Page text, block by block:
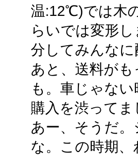
温:12℃)では木
らいでは変形
分してみんな
あと、送料が
も。車じゃな
購入を渋ってま
あー、そうだ
な。この時期